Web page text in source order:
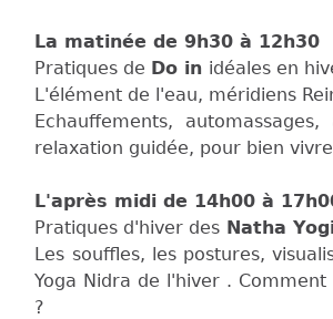
La matinée de 9h30 à 12h30
Pratiques de Do in idéales en
L'élément de l'eau, méridiens
Echauffements,
relaxation guidée, pour bien
L'après midi de 14h00 à
Pratiques d'hiver des Natha
Les souffles, les postures,
Yoga Nidra de l'hiver .
?